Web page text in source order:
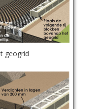
geogrid